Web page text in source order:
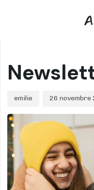
content
emilie 26 novembre